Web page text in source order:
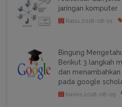
jaringan komputer
Rabu,2018-08-01
Bingung
Berikut 3 langkah
dan
pada google
Kamis,2018-08-09